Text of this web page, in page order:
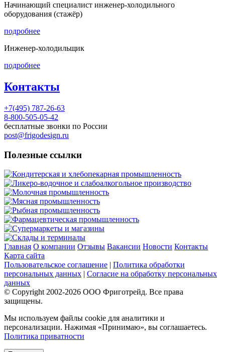
Начинающий специалист инженер-холодильного
оборудования (стажёр)
подробнее
Инженер-холодильщик
подробнее
Контакты
+7(495) 787-26-63
8-800-505-05-42
бесплатные звонки по России
post@frigodesign.ru
Полезные ссылки
Кондитерская и хлебопекарная промышленность
Ликеро-водочное и слабоалкогольное производство
Молочная промышленность
Мясная промышленность
Рыбная промышленность
Фармацевтическая промышленность
Супермаркеты и магазины
Склады и терминалы
Главная О компании Отзывы Вакансии Новости Контакты
Карта сайта
Пользовательское соглашение
Политика обработки
персональных данных
Согласие на обработку персональных
данных
© Copyright 2002-2026 ООО Фриготрейд. Все права
защищены.
Мы используем файлы cookie для аналитики и
персонализации. Нажимая «Принимаю», вы соглашаетесь.
Политика приватности